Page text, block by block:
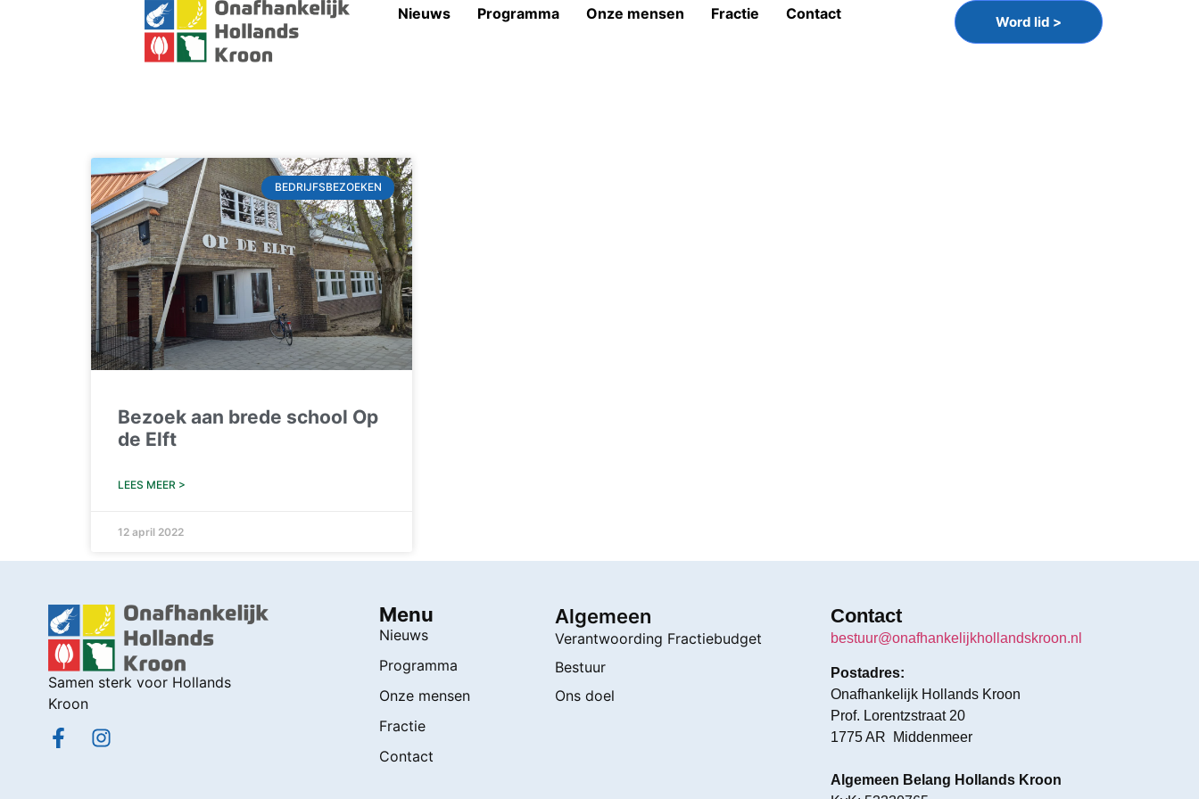
Nieuws Programma Onze mensen Fractie Contact Word lid >
BEDRIJFSBEZOEKEN
Bezoek aan brede school Op
de Elft
LEES MEER >
12 april 2022
Samen sterk voor Hollands
Kroon
Menu
Nieuws
Programma
Onze mensen
Fractie
Contact
Algemeen
Verantwoording Fractiebudget
Bestuur
Ons doel
Contact
bestuur@onafhankelijkhollandskroon.nl
Postadres:
Onafhankelijk Hollands Kroon
Prof. Lorentzstraat 20
1775 AR Middenmeer
Algemeen Belang Hollands Kroon